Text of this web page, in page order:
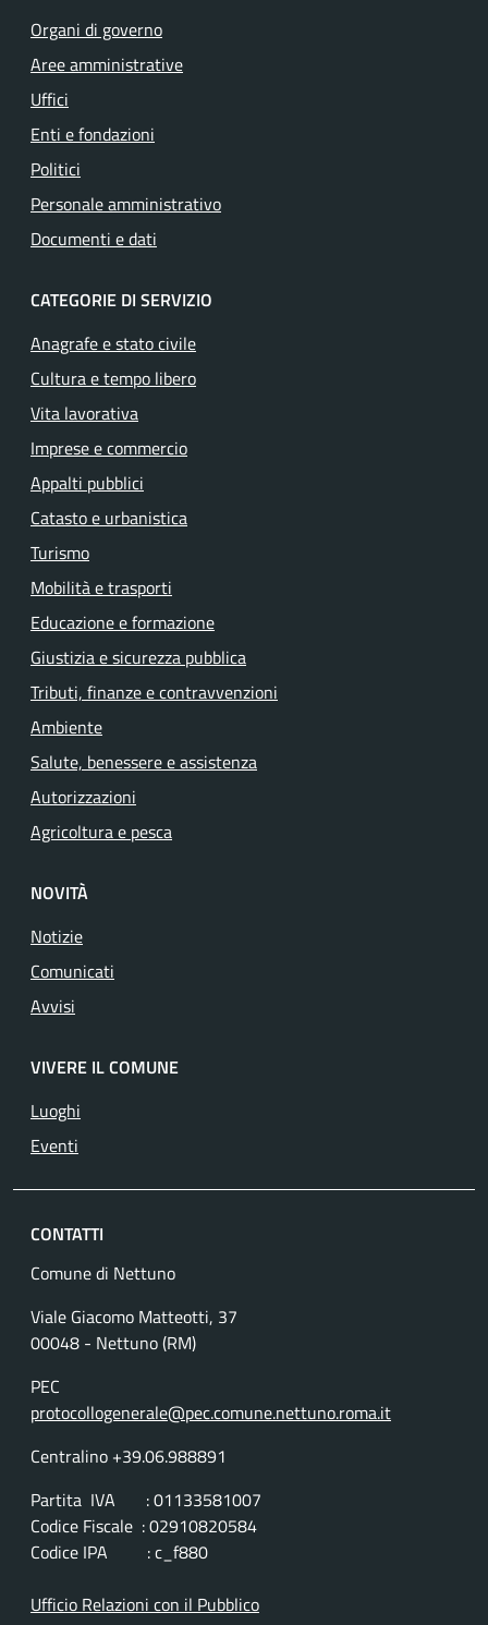
Organi di governo
Aree amministrative
Uffici
Enti e fondazioni
Politici
Personale amministrativo
Documenti e dati
CATEGORIE DI SERVIZIO
Anagrafe e stato civile
Cultura e tempo libero
Vita lavorativa
Imprese e commercio
Appalti pubblici
Catasto e urbanistica
Turismo
Mobilità e trasporti
Educazione e formazione
Giustizia e sicurezza pubblica
Tributi, finanze e contravvenzioni
Ambiente
Salute, benessere e assistenza
Autorizzazioni
Agricoltura e pesca
NOVITÀ
Notizie
Comunicati
Avvisi
VIVERE IL COMUNE
Luoghi
Eventi
CONTATTI
Comune di Nettuno
Viale Giacomo Matteotti, 37
00048 - Nettuno (RM)
PEC
protocollogenerale@pec.comune.nettuno.roma.it
Centralino +39.06.988891
Partita IVA : 01133581007
Codice Fiscale : 02910820584
Codice IPA : c_f880
Ufficio Relazioni con il Pubblico